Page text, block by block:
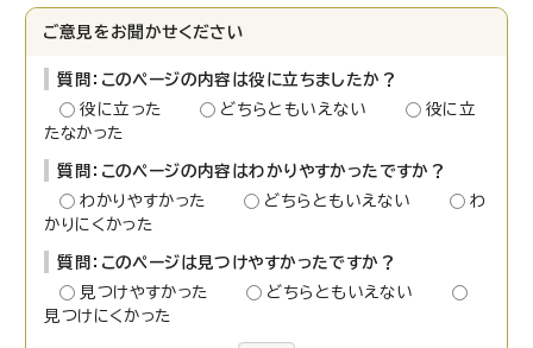
ご意見をお聞かせください
質問：このページの内容は役に立ちましたか？
役に立った
どちらともいえない
役に立
たなかった
質問：このページの内容はわかりやすかったですか？
わかりやすかった
どちらともいえない
わ
かりにくかった
質問：このページは見つけやすかったですか？
見つけやすかった
どちらともいえない
見つけにくかった